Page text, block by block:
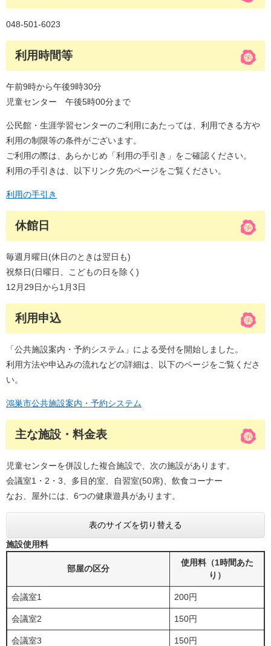
048-501-6023
利用時間等
午前9時から午後9時30分
児童センター 午後5時00分まで
公民館・生涯学習センターのご利用にあたっては、利用できる方や
利用の制限等の条件がございます。
ご利用の際は、あらかじめ「利用の手引き」をご確認ください。
利用の手引きは、以下リンク先のページをご覧ください。
利用の手引き
休館日
毎週月曜日(休日のときは翌日も)
祝祭日(日曜日、こどもの日を除く)
12月29日から1月3日
利用申込
「公共施設案内・予約システム」による受付を開始しました。
利用方法や申込みの流れなどの詳細は、以下のページをご覧くださ
い。
鴻巣市公共施設案内・予約システム
主な施設・料金表
児童センターを併設した複合施設で、次の施設があります。
会議室1・2・3、多目的室、自習室(50席)、飲食コーナー
なお、屋外には、6つの健康遊具があります。
表のサイズを切り替える
施設使用料
部屋の区分
使用料（1時間あた
り）
会議室1 200円
会議室2 150円
会議室3 150円